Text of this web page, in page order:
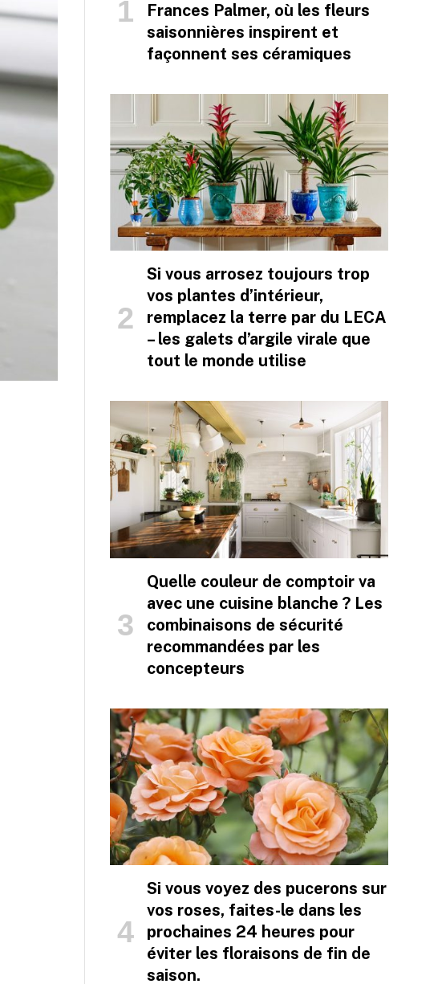
Frances Palmer, où les fleurs
saisonnières inspirent et
façonnent ses céramiques
Si vous arrosez toujours trop
vos plantes d’intérieur,
remplacez la terre par du LECA
– les galets d’argile virale que
tout le monde utilise
Quelle couleur de comptoir va
avec une cuisine blanche ? Les
combinaisons de sécurité
recommandées par les
concepteurs
Si vous voyez des pucerons sur
vos roses, faites-le dans les
prochaines 24 heures pour
éviter les floraisons de fin de
saison.